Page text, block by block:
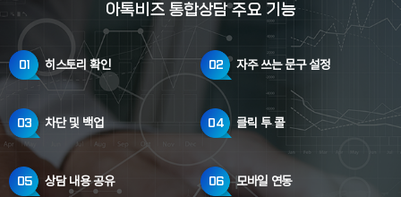
아톡비즈 통합상담 주요 기능
01 히스토리 확인 02 자주 쓰는 문구 설정
03 차단 및 백업 04 클릭 투 콜
05 상담 내용 공유 06 모바일 연동